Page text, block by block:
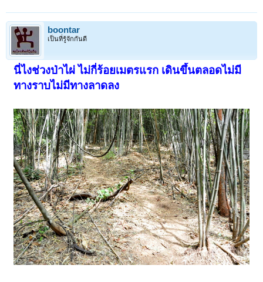
boontar
เป็นที่รู้จักกันดี
นี่ไงช่วงป่าไผ่ ไม่กี่ร้อยเมตรแรก เดินขึ้นตลอดไม่มี
ทางราบไม่มีทางลาดลง